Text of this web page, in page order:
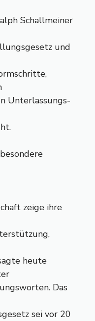
Schallmeiner
und
Unterlassungs-
zeige ihre
heute
Das
sei vor 20